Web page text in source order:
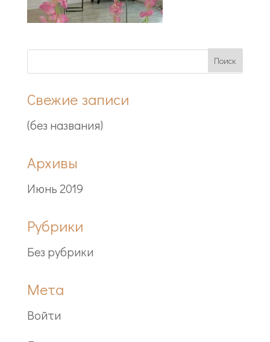
Свежие записи
(без названия)
Архивы
Июнь 2019
Рубрики
Без рубрики
Мета
Войти